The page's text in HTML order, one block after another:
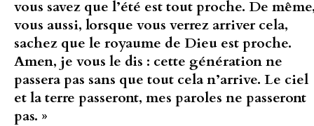
vous savez que l’été est tout proche. De
vous aussi, lorsque vous verrez arriver cela,
sachez que le royaume de Dieu est proche.
Amen, je vous le dis : cette génération ne
passera pas sans que tout cela n’arrive. Le ciel
et la terre passeront, mes paroles ne passeront
pas. »